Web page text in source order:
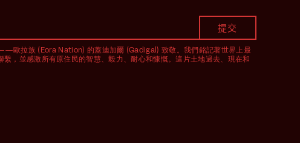
歐拉族 (Eora Nation) 的蓋迪加爾 (Gadigal) 致敬。我們銘記著世界上最
，並感激所有原住民的智慧、毅力、耐心和慷慨。這片土地過去、現在和